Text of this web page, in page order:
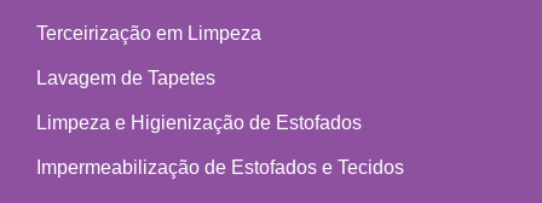
Terceirização em Limpeza
Lavagem de Tapetes
Limpeza e Higienização de Estofados
Impermeabilização de Estofados e Tecidos